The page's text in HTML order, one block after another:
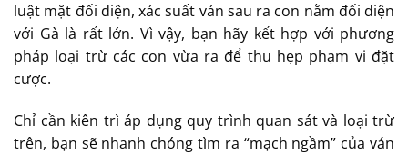
luật mặt đối diện, xác suất ván sau ra con nằm đối diện
với Gà là rất lớn. Vì vậy, bạn hãy kết hợp với phương
pháp loại trừ các con vừa ra để thu hẹp phạm vi đặt
cược.
Chỉ cần kiên trì áp dụng quy trình quan sát và loại trừ
trên, bạn sẽ nhanh chóng tìm ra “mạch ngầm” của ván